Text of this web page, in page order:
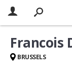
Francois
BRUSSELS